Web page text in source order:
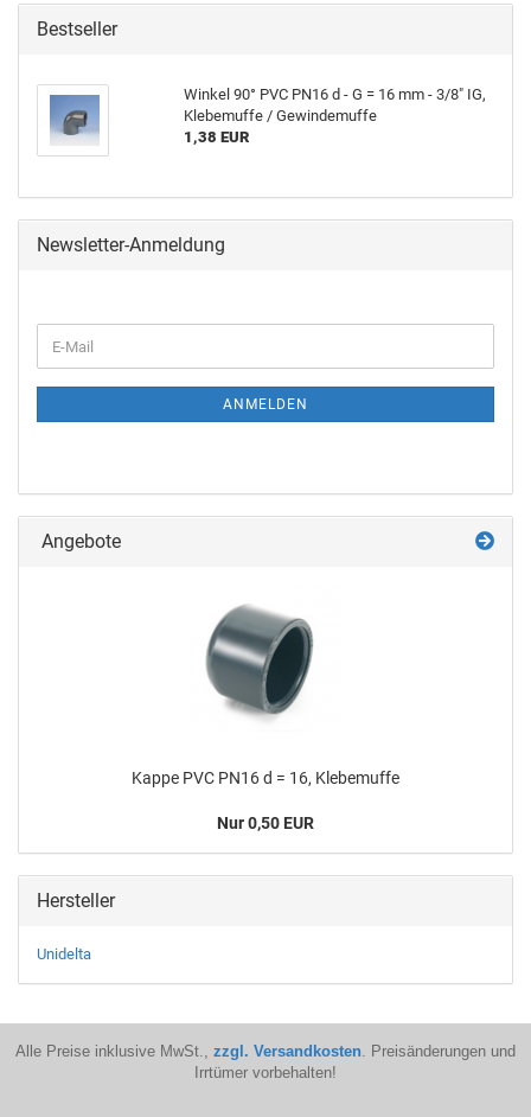
Bestseller
Win­kel 90° PVC PN16 d - G = 16 mm - 3/8" IG,
Kle­be­muf­fe / Ge­win­de­muf­fe
1,38 EUR
Newsletter-Anmeldung
ANMELDEN
Angebote
Kappe PVC PN16 d = 16, Kle­be­muf­fe
Nur 0,50 EUR
Hersteller
Unidelta
Alle Preise inklusive MwSt., zzgl. Versandkosten. Preisänderungen und
Irrtümer vorbehalten!